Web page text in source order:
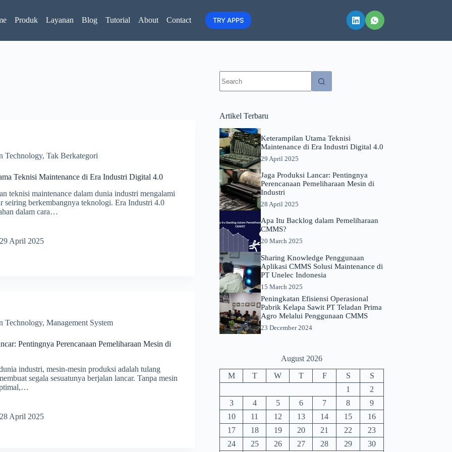
Produk Layanan Blog Tutorial About Contact TRY APPS
Technology, Tak Berkategori
Teknisi Maintenance di Era Industri Digital 4.0
teknisi maintenance dalam dunia industri mengalami
seiring berkembangnya teknologi. Era Industri 4.0
dalam cara…
29 April 2025
Technology, Management System
Pentingnya Perencanaan Pemeliharaan Mesin di
industri, mesin-mesin produksi adalah tulang
segala sesuatunya berjalan lancar. Tanpa mesin
28 April 2025
results
Artikel Terbaru
Keterampilan Utama Teknisi
Maintenance di Era Industri Digital 4.0
29 April 2025
Jaga Produksi Lancar: Pentingnya
Perencanaan Pemeliharaan Mesin di
Industri
28 April 2025
Apa Itu Backlog dalam Pemeliharaan
CMMS?
20 March 2025
Sharing Knowledge Penggunaan
Aplikasi CMMS Solusi Maintenance di
PT Unelec Indonesia
15 March 2025
Peningkatan Efisiensi Operasional
Pabrik Kelapa Sawit PT Teladan Prima
Agro Melalui Penggunaan CMMS
23 December 2024
August 2026
M T W T F S
S
1
2
3
4 5 6 7 8
9
10
11 12 13 14 15
16
17
18 19 20 21 22
23
24
25 26 27 28 29
30